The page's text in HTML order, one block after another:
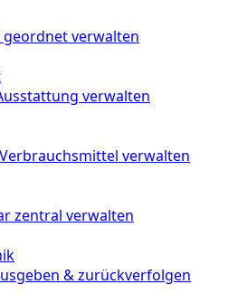
verwalten
verwalten
verwalten
zentral verwalten
& zurückverfolgen